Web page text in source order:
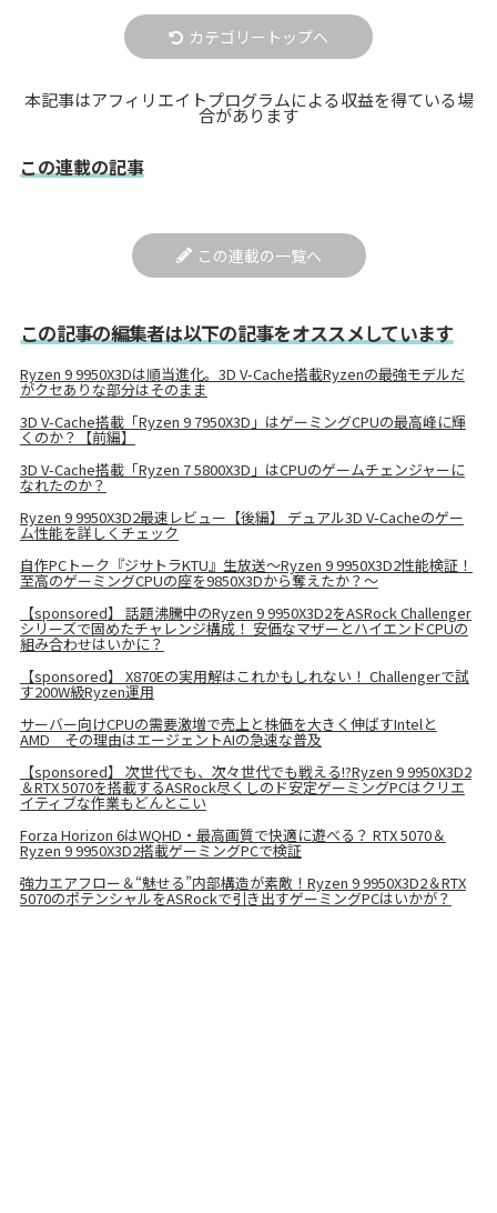
カテゴリートップへ
本記事はアフィリエイトプログラムによる収益を得ている場
合があります
この連載の記事
この連載の一覧へ
この記事の編集者は以下の記事をオススメしています
Ryzen 9 9950X3Dは順当進化。3D V-Cache搭載Ryzenの最強モデルだ
がクセありな部分はそのまま
3D V-Cache搭載「Ryzen 9 7950X3D」はゲーミングCPUの最高峰に輝
くのか？【前編】
3D V-Cache搭載「Ryzen 7 5800X3D」はCPUのゲームチェンジャーに
なれたのか？
Ryzen 9 9950X3D2最速レビュー【後編】 デュアル3D V-Cacheのゲー
ム性能を詳しくチェック
自作PCトーク『ジサトラKTU』生放送～Ryzen 9 9950X3D2性能検証！
至高のゲーミングCPUの座を9850X3Dから奪えたか？～
【sponsored】 話題沸騰中のRyzen 9 9950X3D2をASRock Challenger
シリーズで固めたチャレンジ構成！ 安価なマザーとハイエンドCPUの
組み合わせはいかに？
【sponsored】 X870Eの実用解はこれかもしれない！ Challengerで試
す200W級Ryzen運用
サーバー向けCPUの需要激増で売上と株価を大きく伸ばすIntelと
AMD その理由はエージェントAIの急速な普及
【sponsored】 次世代でも、次々世代でも戦える!?Ryzen 9 9950X3D2
＆RTX 5070を搭載するASRock尽くしのド安定ゲーミングPCはクリエ
イティブな作業もどんとこい
Forza Horizon 6はWQHD・最高画質で快適に遊べる？ RTX 5070＆
Ryzen 9 9950X3D2搭載ゲーミングPCで検証
強力エアフロー＆“魅せる”内部構造が素敵！Ryzen 9 9950X3D2＆RTX
5070のポテンシャルをASRockで引き出すゲーミングPCはいかが？